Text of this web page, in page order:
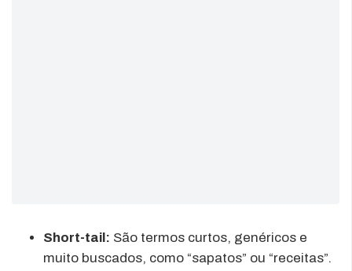
Short-tail: São termos curtos, genéricos e
muito buscados, como “sapatos” ou “receitas”.